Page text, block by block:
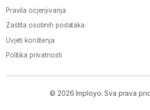
Pravila ocjenjivanja
Zaštita osobnih podataka
Uvjeti korištenja
Politika privatnosti
© 2026 Imployo. Sva prava